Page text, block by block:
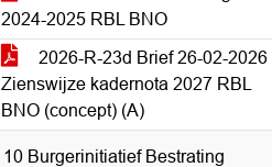
2024-2025 RBL BNO
2026-R-23d Brief 26-02-2026
Zienswijze kadernota 2027 RBL
BNO (concept) (A)
10 Burgerinitiatief Bestrating